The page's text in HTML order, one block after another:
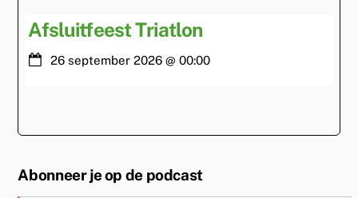
Afsluitfeest Triatlon
26 september 2026 @ 00:00
Abonneer je op de podcast